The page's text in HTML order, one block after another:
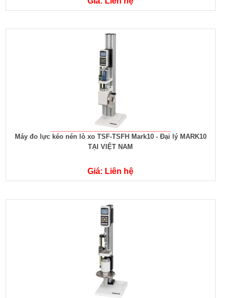
Máy đo lực kéo nén lò xo TSF-TSFH Mark10 - Đại lý MARK10
TẠI VIỆT NAM
Giá: Liên hệ